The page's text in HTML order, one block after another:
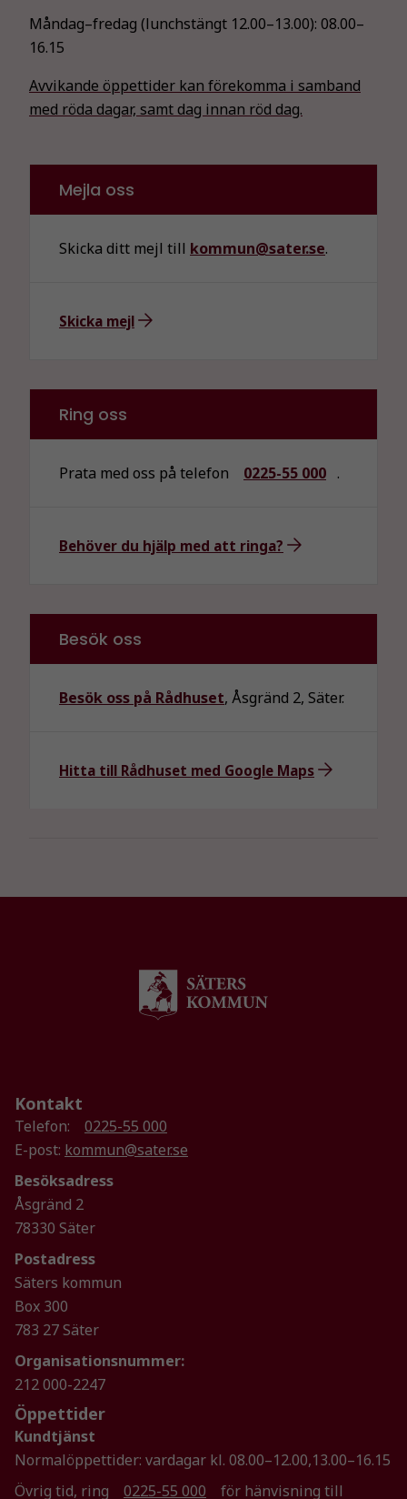
Måndag–fredag (lunchstängt 12.00–13.00): 08.00–
16.15
Avvikande öppettider kan förekomma i samband
med röda dagar, samt dag innan röd dag.
Mejla oss
Skicka ditt mejl till kommun@sater.se.
Skicka mejl
Ring oss
Prata med oss på telefon 0225-55 000 .
Behöver du hjälp med att ringa?
Besök oss
Besök oss på Rådhuset, Åsgränd 2, Säter.
Hitta till Rådhuset med Google Maps
Kontakt
Telefon:
0225-55 000
E-post: kommun@sater.se
Besöksadress
Åsgränd 2
78330 Säter
Postadress
Säters kommun
Box 300
783 27 Säter
Organisationsnummer:
212 000-2247
Öppettider
Kundtjänst
Normalöppettider: vardagar kl. 08.00–12.00,13.00–16.15
Övrig tid, ring
0225-55 000
för hänvisning till
För att vi ska
kunna